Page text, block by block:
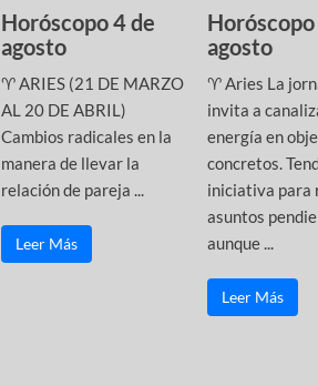
Horóscopo 4 de
agosto
♈ ARIES (21 DE MARZO
AL 20 DE ABRIL)
Cambios radicales en la
manera de llevar la
relación de pareja ...
Leer Más
Horóscopo
agosto
♈ Aries La
invita a
energía en
concretos.
iniciativa para
asuntos
aunque ...
Leer Más